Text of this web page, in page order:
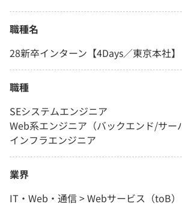
職種名
28新卒インターン【4Days／東京本社】
職種
SEシステムエンジニア
Web系エンジニア（バックエンド/サー
インフラエンジニア
業界
IT・Web・通信 > Webサービス（toB）